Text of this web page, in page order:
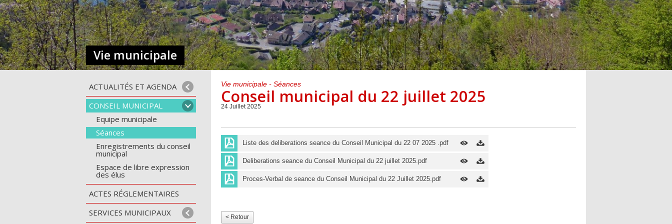
Centre de loisirs et
périscolaire
Mercredis
périscolaire
Vacances scolaires
Subventions
ACTUALITÉS ET AGENDA
CONSEIL MUNICIPAL
Equipe municipale
Séances
Enregistrements du conseil
municipal
Espace de libre expression
des élus
ACTES RÉGLEMENTAIRES
SERVICES MUNICIPAUX
Vie municipale
Vie municipale - Séances
Conseil municipal du 22 juillet 2025
24 Juillet 2025
Liste des deliberations seance du Conseil Municipal du 22 07 2025 .pdf
Deliberations seance du Conseil Municipal du 22 juillet 2025.pdf
Proces-Verbal de seance du Conseil Municipal du 22 Juillet 2025.pdf
< Retour